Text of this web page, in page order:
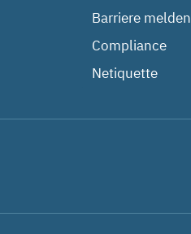
Barriere melden
Compliance
Netiquette